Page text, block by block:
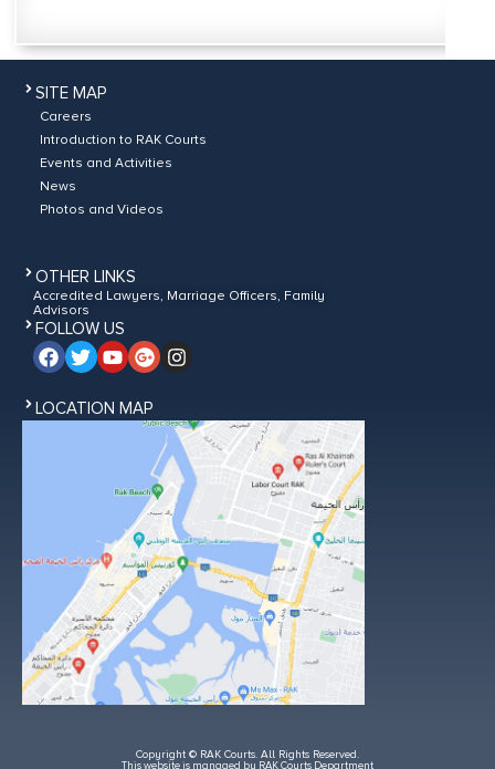
SITE MAP
Careers
Introduction to RAK Courts
Events and Activities
News
Photos and Videos
OTHER LINKS
Accredited Lawyers, Marriage Officers, Family
Advisors
FOLLOW US
LOCATION MAP
Copyright © RAK Courts. All Rights Reserved.
This website is managed by RAK Courts Department